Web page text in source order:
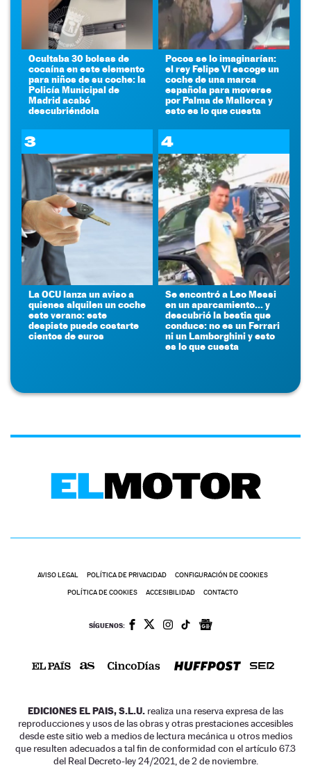
Ocultaba 30 bolsas de
cocaína en este elemento
para niños de su coche: la
Policía Municipal de
Madrid acabó
descubriéndola
Pocos se lo imaginarían:
el rey Felipe VI escoge un
coche de una marca
española para moverse
por Palma de Mallorca y
esto es lo que cuesta
3
La OCU lanza un aviso a
quienes alquilen un coche
este verano: este
despiste puede costarte
cientos de euros
4
Se encontró a Leo Messi
en un aparcamiento... y
descubrió la bestia que
conduce: no es un Ferrari
ni un Lamborghini y esto
es lo que cuesta
AVISO LEGAL POLÍTICA DE PRIVACIDAD CONFIGURACIÓN DE COOKIES
POLÍTICA DE COOKIES ACCESIBILIDAD CONTACTO
SÍGUENOS:
EDICIONES EL PAIS, S.L.U. realiza una reserva expresa de las
reproducciones y usos de las obras y otras prestaciones accesibles
desde este sitio web a medios de lectura mecánica u otros medios
que resulten adecuados a tal fin de conformidad con el artículo 67.3
del Real Decreto-ley 24/2021, de 2 de noviembre.